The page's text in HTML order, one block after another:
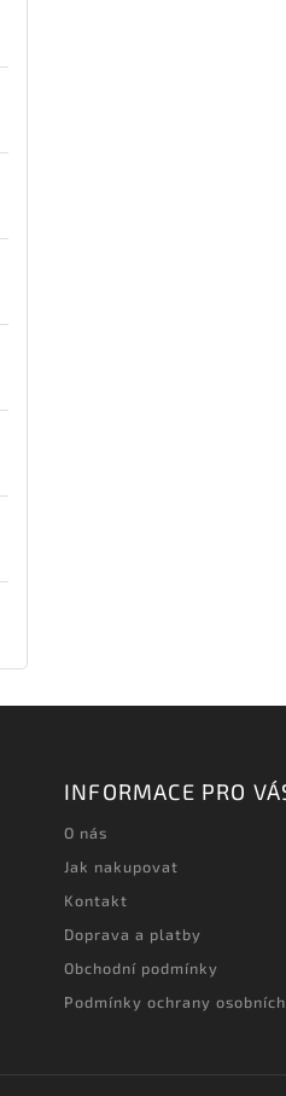
INFORMACE PRO
O nás
Jak nakupovat
Kontakt
Doprava a platby
Obchodní podmínky
Podmínky ochrany